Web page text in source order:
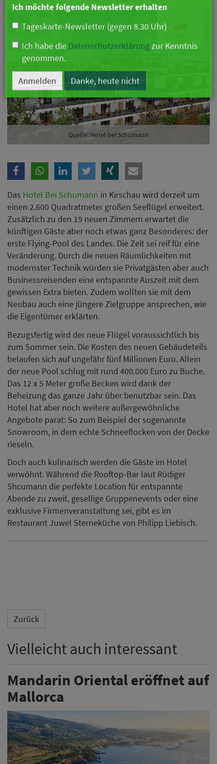
Quelle: Hotel bei Schumann
Das Hotel Bei Schumann in Kirschau wird derzeit um
einen 2.600 Quadratmeter großen Seeflügel erweitert.
Zusätzlich zu den 19 neuen Zimmern erwartet die
künftigen Gäste aber noch etwas ganz Besonderes: der
erste Flying-Pool des Landes. Die Zeit sei reif für eine
Veränderung. Durch die neuen Räumlichkeiten mit
modernster Technik würden sie Privatgästen aber auch
Businessreisenden eine entspannte Auszeit mit dem
gewissen Extra bieten. Zudem wollten sie mit dem
Neubau auch eine jüngere Zielgruppe ansprechen, wie
die Eigentümer erklärten.
Bezugsfertig wird der neue Flügel voraussichtlich bis
zum Sommer sein. Die Kosten des neuen Gebäudeteils
belaufen sich auf ungefähr fünf Millionen Euro. Allein
der neue Pool schlug mit rund 400.000 Euro zu Buche.
Das 12 x 5 Meter große Becken wird dank der
Beheizung das ganze Jahr über benutzbar sein. Das
Hotel hat aber noch weitere außergewöhnliche
Angebote parat: So zum Beispiel der sogenannte
Snowroom, in dem echte Schneeflocken von der Decke
rieseln.
Doch auch kulinarisch werden die Gäste im Hotel
verwöhnt. Während die Rooftop-Bar laut Rüdiger
Shcumann die perfekte Location für entspannte
Abende zu zweit, gesellige Gruppenevents oder eine
exklusive Firmenveranstaltung sei, gibt es im
Restaurant Juwel Sterneküche von Philipp Liebisch.
Zurück
Vielleicht auch interessant
Mandarin Oriental eröffnet auf
Mallorca
Branche
Ich möchte folgende Newsletter erhalten
Tageskarte-Newsletter (gegen 8.30 Uhr)
Ich habe die
Datenschutzerklärung
genommen.
Anmelden Danke, heute nicht